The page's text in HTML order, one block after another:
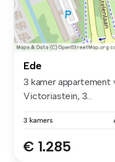
Ede
3 kamer appartement
Victoriastein, 3...
3 kamers
€ 1.285